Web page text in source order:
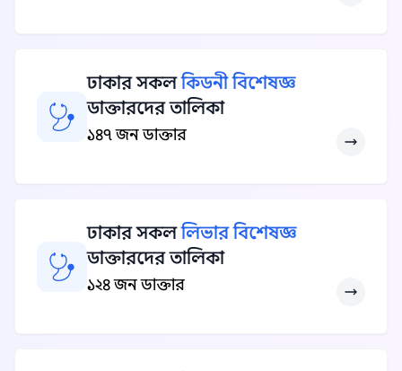
ঢাকার সকলকিডনী বিশেষজ্ঞ
ডাক্তারদের তালিকা
১৪৭ জন ডাক্তার
ঢাকার সকললিভার বিশেষজ্ঞ
ডাক্তারদের তালিকা
১২৪ জন ডাক্তার